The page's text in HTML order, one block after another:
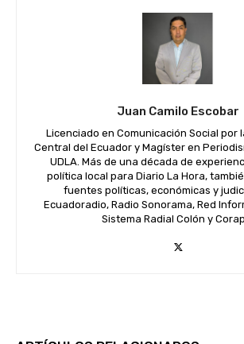
Juan Camilo Escobar
Licenciado en Comunicación Social por
Central del Ecuador y Magíster en
UDLA. Más de una década de
política local para Diario La Hora,
fuentes políticas, económicas y
Ecuadoradio, Radio Sonorama, Red
Sistema Radial Colón y